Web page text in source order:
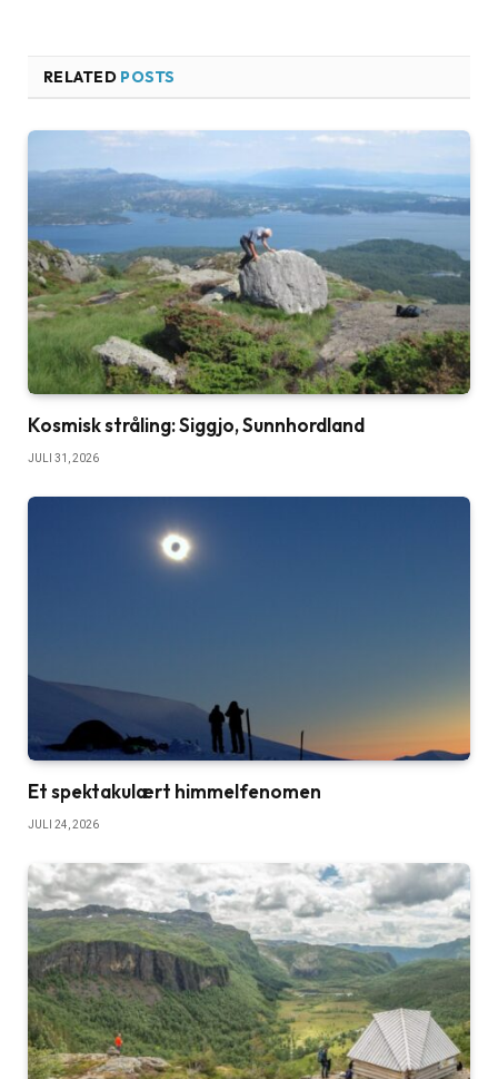
RELATED POSTS
Kosmisk stråling: Siggjo, Sunnhordland
JULI 31, 2026
Et spektakulært himmelfenomen
JULI 24, 2026